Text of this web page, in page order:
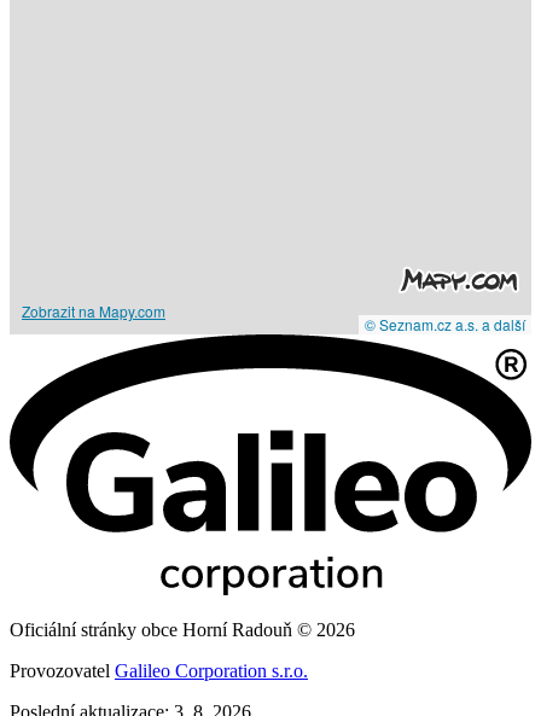
Zobrazit na Mapy.com
© Seznam.cz a.s. a další
Oficiální stránky obce Horní Radouň © 2026
Provozovatel Galileo Corporation s.r.o.